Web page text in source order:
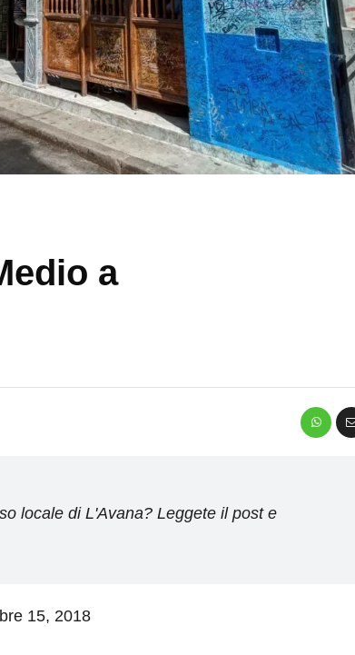
a
locale di L'Avana? Leggete il post e
15, 2018